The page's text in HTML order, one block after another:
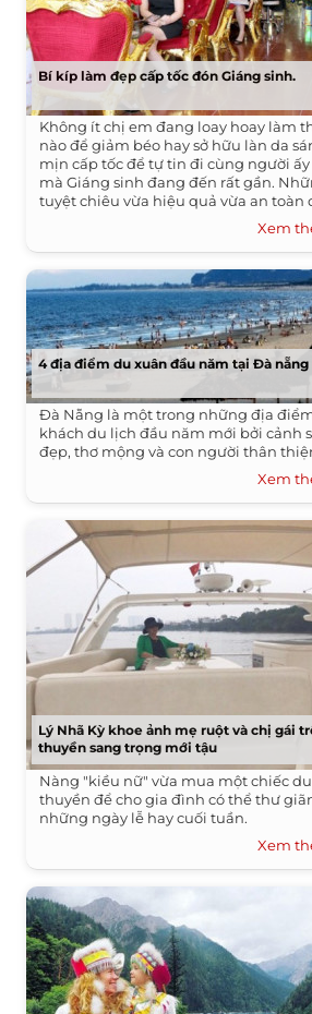
Bí kíp làm đẹp cấp tốc đón Giáng sinh.
Không ít chị em đang loay hoay làm
nào để giảm béo hay sở hữu làn da
mịn cấp tốc để tự tin đi cùng người
mà Giáng sinh đang đến rất gần.
tuyệt chiêu vừa hiệu quả vừa an toàn
đây sẽ giúp các quý cô nhanh chóng
Xem
4 địa điểm du xuân đầu năm tại Đà nẵng
Đà Nẵng là một trong những địa
khách du lịch đầu năm mới bởi cảnh
đẹp, thơ mộng và con người thân
Xem
Lý Nhã Kỳ khoe ảnh mẹ ruột và chị gái
thuyền sang trọng mới tậu
Nàng "kiều nữ" vừa mua một chiếc du
thuyền để cho gia đình có thể thư
những ngày lễ hay cuối tuần.
Xem